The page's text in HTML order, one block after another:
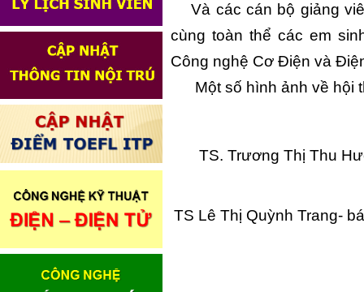
Và các cán bộ giảng
cùng toàn thể các em
Công nghệ Cơ Điện và
Một số hình ảnh về hội
TS. Trương Thị Thu
TS Lê Thị Quỳnh Trang-